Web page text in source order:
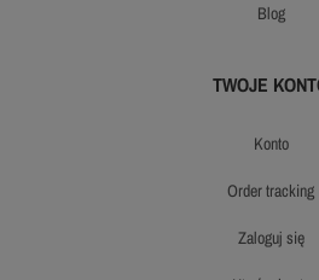
blog
TWOJE
konto
order tracking
zaloguj się